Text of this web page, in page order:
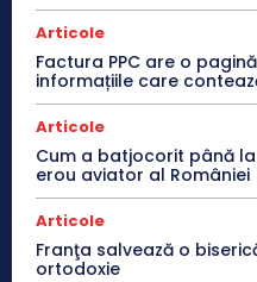
Articole
Factura PPC are o
informațiile care
Articole
Cum a batjocorit până
erou aviator al României
Articole
Franţa salvează o
ortodoxie